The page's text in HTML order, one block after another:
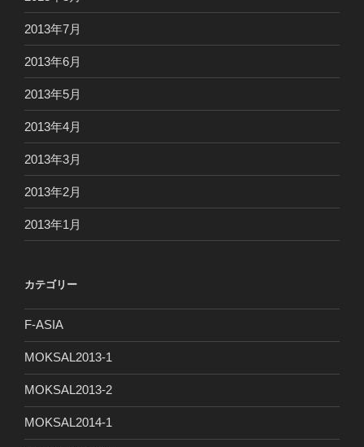
2013年7月
2013年6月
2013年5月
2013年4月
2013年3月
2013年2月
2013年1月
カテゴリー
F-ASIA
MOKSAL2013-1
MOKSAL2013-2
MOKSAL2014-1